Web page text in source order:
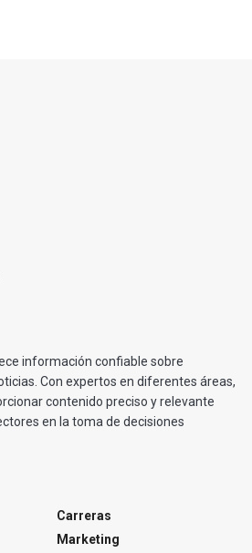
información confiable sobre
Con expertos en diferentes áreas,
contenido preciso y relevante
en la toma de decisiones
Carreras
Marketing